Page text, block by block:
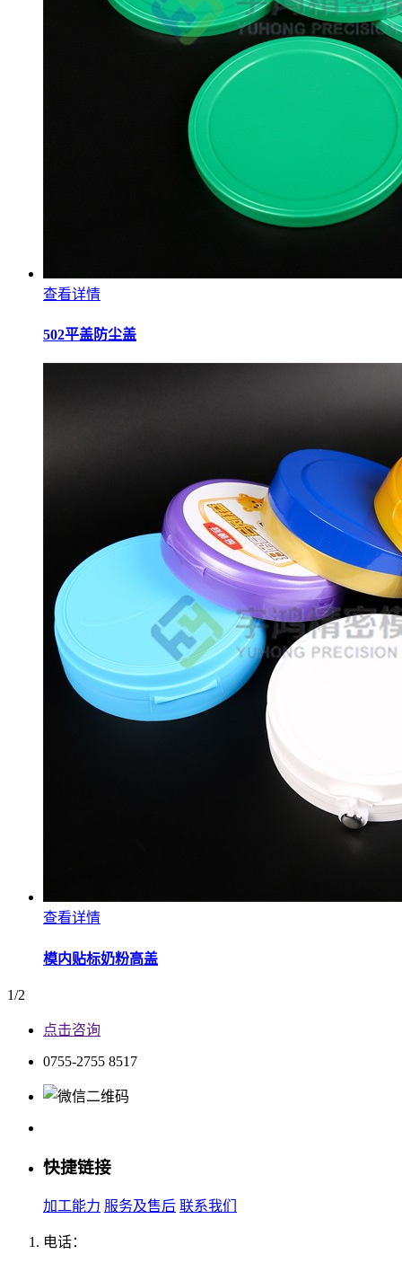
查看详情
502平盖防尘盖
查看详情
模内贴标奶粉高盖
1/2
点击咨询
0755-2755 8517
快捷链接
加工能力 服务及售后 联系我们
电话：